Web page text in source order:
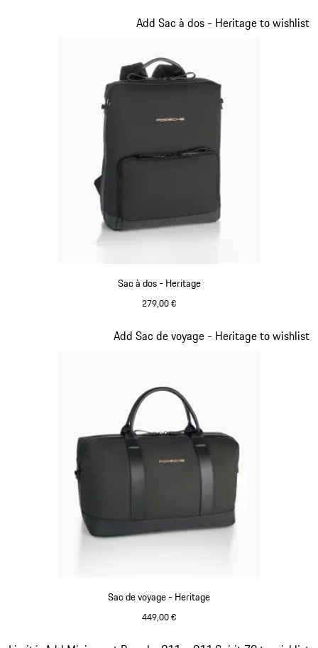
Sac à dos - Heritage
279,00 €
Add Sac à dos - Heritage to wishlist
Sac de voyage - Heritage
449,00 €
Add Sac de voyage - Heritage to wishlist